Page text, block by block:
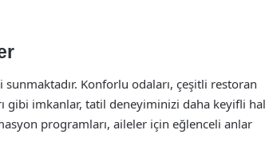
Konforlu odaları, çeşitli restoran
gibi imkanlar, tatil deneyiminizi daha keyifli
programları, aileler için eğlenceli anlar